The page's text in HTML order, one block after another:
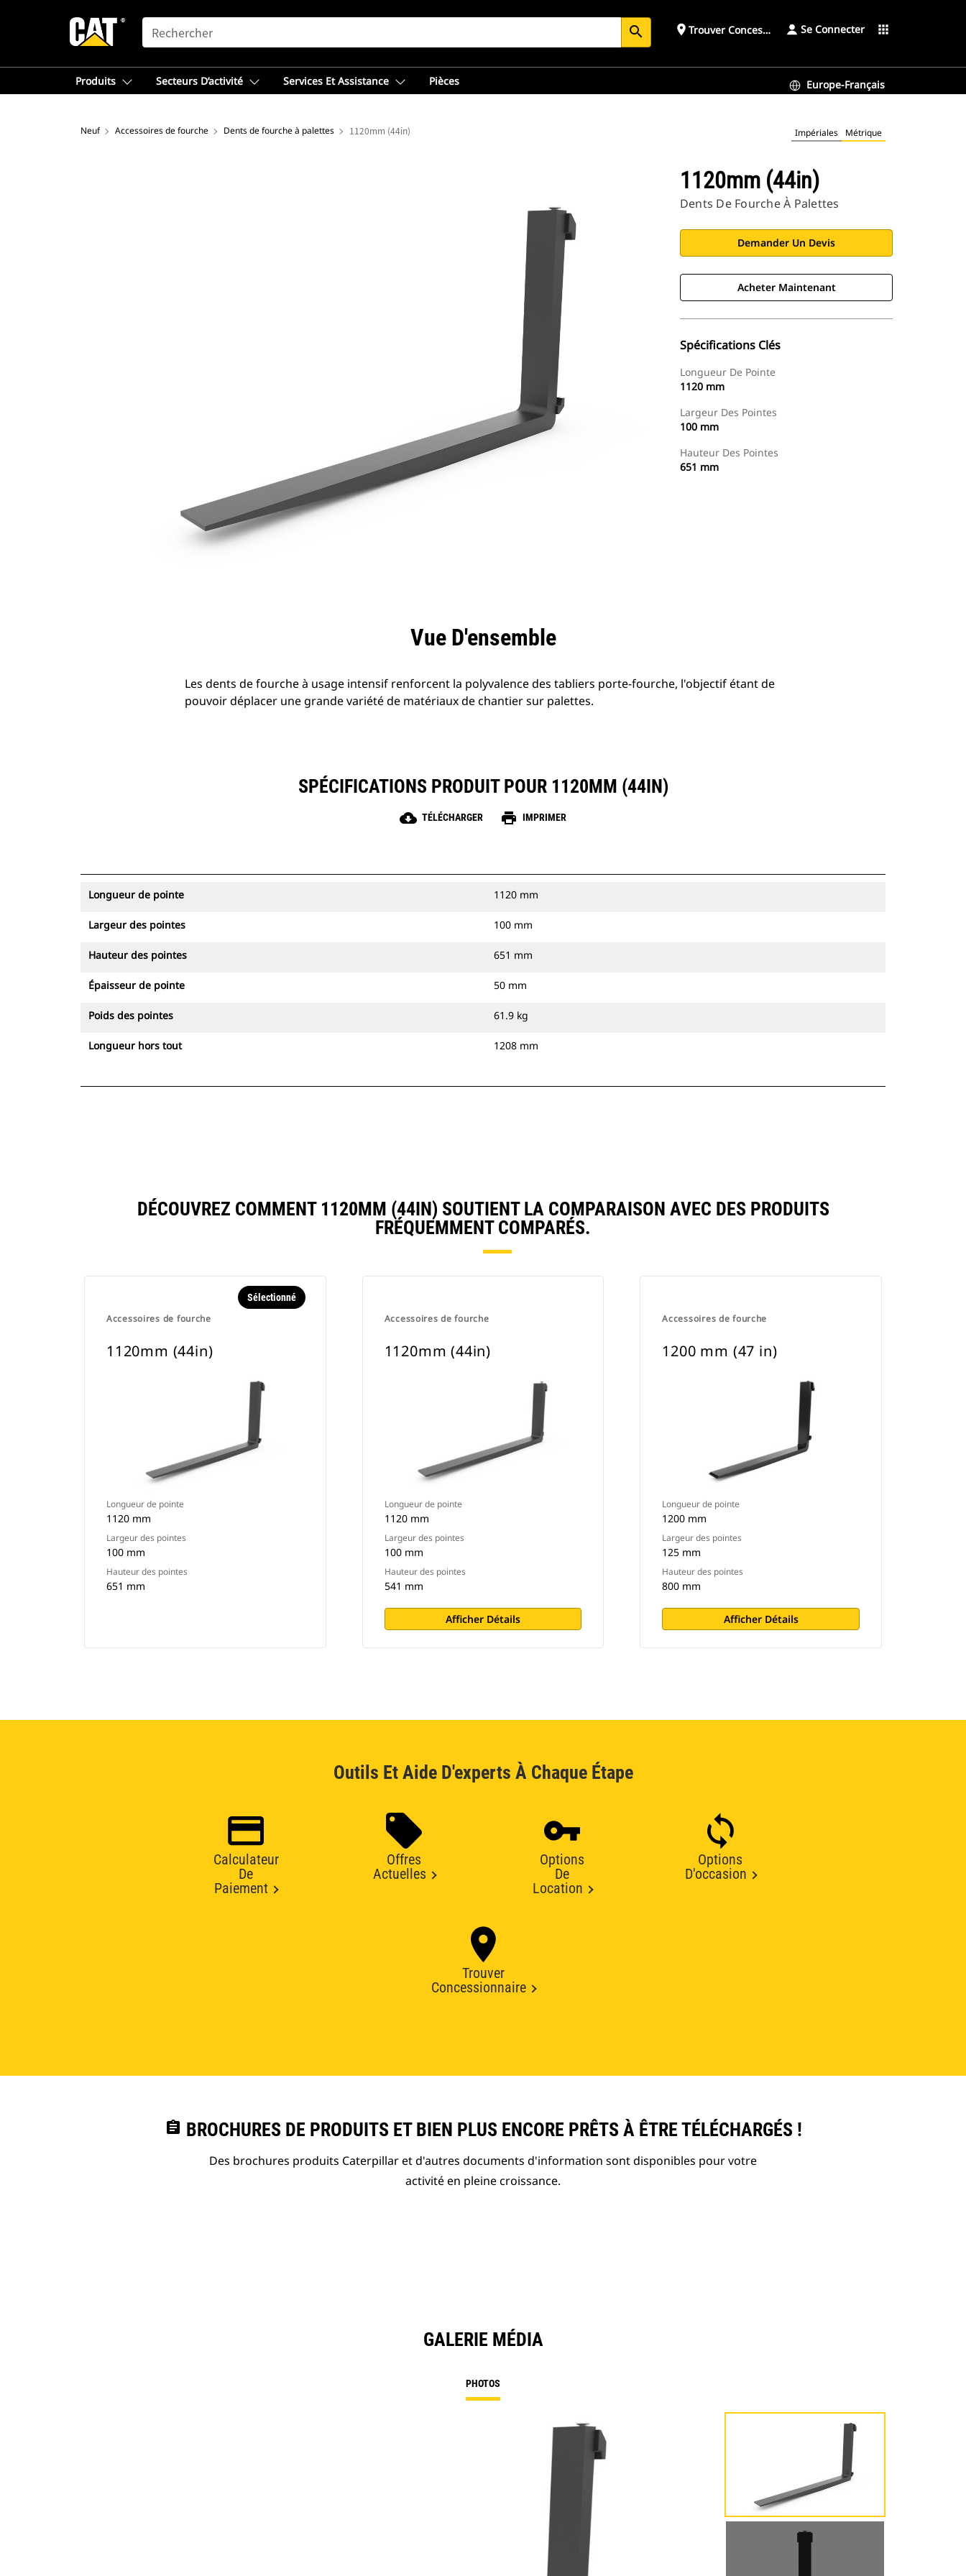
SEARCH search place Trouver ConcessionnaireSe Connecter apps
Produits Secteurs D’activité Services Et Assistance Pièces Europe-Français
Neuf Accessoires de fourche Dents de fourche à palettes 1120mm (44in) Impériales Métrique
1120mm (44in)
Dents De Fourche À Palettes
Demander Un Devis
Acheter Maintenant
Spécifications Clés
Longueur De Pointe
1120 mm
Largeur Des Pointes
100 mm
Hauteur Des Pointes
651 mm
Vue D'ensemble
Les dents de fourche à usage intensif renforcent la polyvalence des tabliers porte-fourche, l'objectif étant de
pouvoir déplacer une grande variété de matériaux de chantier sur palettes.
SPÉCIFICATIONS PRODUIT POUR 1120MM (44IN)
cloud_download TÉLÉCHARGER print IMPRIMER
Longueur de pointe 1120 mm
Largeur des pointes 100 mm
Hauteur des pointes 651 mm
Épaisseur de pointe 50 mm
Poids des pointes 61.9 kg
Longueur hors tout 1208 mm
DÉCOUVREZ COMMENT 1120MM (44IN) SOUTIENT LA COMPARAISON AVEC DES PRODUITS
FRÉQUEMMENT COMPARÉS.
Accessoires de fourche
Sélectionné
1120mm (44in)
Longueur de pointe
1120 mm
Largeur des pointes
100 mm
Hauteur des pointes
651 mm
Accessoires de fourche
1120mm (44in)
Longueur de pointe
1120 mm
Largeur des pointes
100 mm
Hauteur des pointes
541 mm
Afficher Détails
Accessoires de fourche
1200 mm (47 in)
Longueur de pointe
1200 mm
Largeur des pointes
125 mm
Hauteur des pointes
800 mm
Afficher Détails
Outils Et Aide D'experts À Chaque Étape
Calculateur
De
Paiement
Offres
Actuelles
Options
De
Location
Options
D'occasion
Trouver
Concessionnaire
assignment BROCHURES DE PRODUITS ET BIEN PLUS ENCORE PRÊTS À ÊTRE TÉLÉCHARGÉS !
Des brochures produits Caterpillar et d'autres documents d'information sont disponibles pour votre
activité en pleine croissance.
GALERIE MÉDIA
PHOTOS